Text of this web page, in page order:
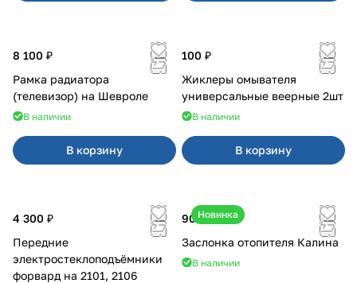
8 100 ₽
Рамка радиатора
(телевизор) на Шевроле
В наличии
В корзину
100 ₽
Жиклеры омывателя
универсальные веерные 2шт
В наличии
В корзину
4 300 ₽
Передние
электростеклоподъёмники
форвард на 2101, 2106
Новинка
900 ₽
Заслонка отопителя Калина
В наличии